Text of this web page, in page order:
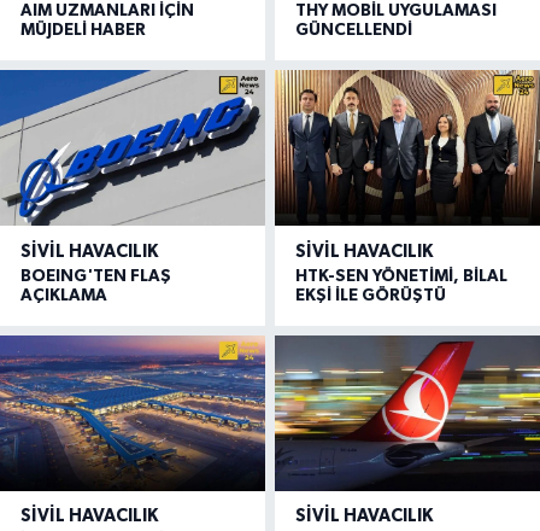
AIM UZMANLARI İÇİN
MÜJDELİ HABER
THY MOBİL UYGULAMASI
GÜNCELLENDİ
SIVIL HAVACILIK
BOEING'TEN FLAŞ
AÇIKLAMA
SIVIL HAVACILIK
HTK-SEN YÖNETİMİ, BİLAL
EKŞİ İLE GÖRÜŞTÜ
SIVIL HAVACILIK SIVIL HAVACILIK